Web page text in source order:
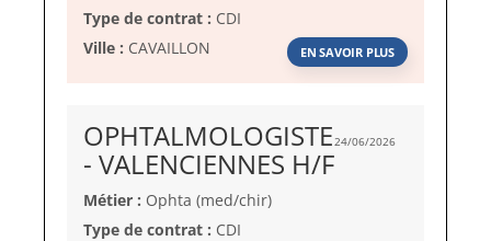
Type de contrat : CDI
Ville : CAVAILLON EN SAVOIR PLUS
24/06/2026
OPHTALMOLOGISTE
- VALENCIENNES H/F(Nouvelle
Métier : Ophta (med/chir)
Type de contrat : CDI